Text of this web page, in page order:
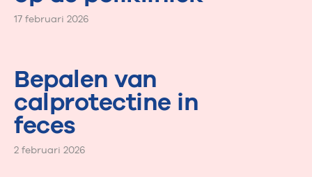
17 februari 2026
Bepalen van
calprotectine in
feces
2 februari 2026